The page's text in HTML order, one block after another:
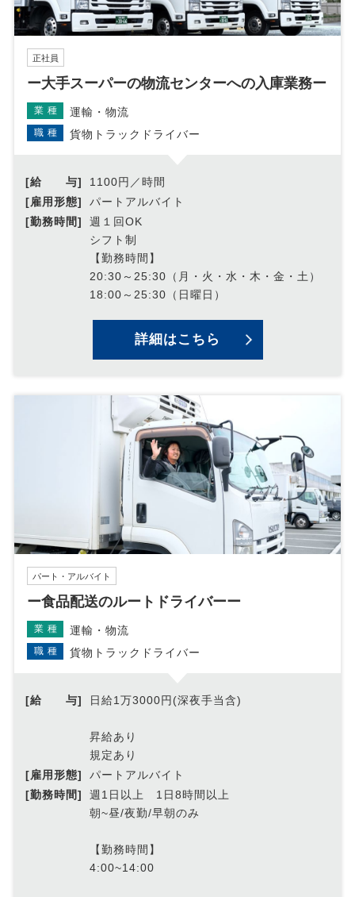
正社員
ー大手スーパーの物流センターへの入庫業務ー
業種 運輸・物流
職種 貨物トラックドライバー
[給 与]
1100円／時間
[雇用形態]
パートアルバイト
[勤務時間]
週１回OK
シフト制
【勤務時間】
20:30～25:30（月・火・水・木・金・土）
18:00～25:30（日曜日）
詳細はこちら
パート・アルバイト
ー食品配送のルートドライバーー
業種 運輸・物流
職種 貨物トラックドライバー
[給 与] 日給1万3000円(深夜手当含)
昇給あり
規定あり
[雇用形態]
パートアルバイト
[勤務時間]
週1日以上 1日8時間以上
朝~昼/夜勤/早朝のみ
【勤務時間】
4:00~14:00